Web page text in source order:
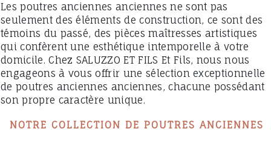
Les poutres anciennes anciennes ne sont pas
seulement des éléments de construction, ce sont des
témoins du passé, des pièces maîtresses artistiques
qui confèrent une esthétique intemporelle à votre
domicile. Chez SALUZZO ET FILS Et Fils, nous nous
engageons à vous offrir une sélection exceptionnelle
de poutres anciennes anciennes, chacune possédant
son propre caractère unique.
NOTRE COLLECTION DE POUTRES ANCIENNES